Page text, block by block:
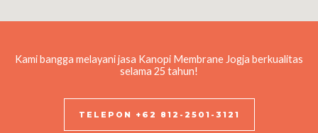
Kami bangga melayani jasa Kanopi Membrane Jogja berkualitas
selama 25 tahun!
TELEPON +62 812-2501-3121